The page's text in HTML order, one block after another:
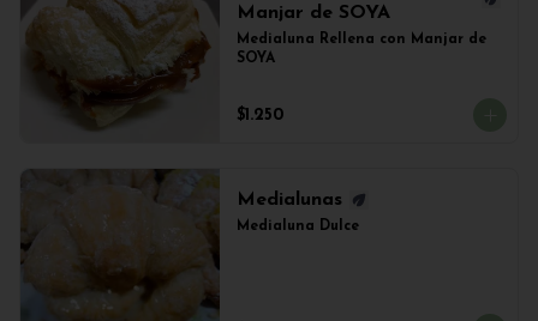
Manjar de SOYA
Medialuna Rellena con Manjar de
SOYA
$1.250
Medialunas
Medialuna Dulce